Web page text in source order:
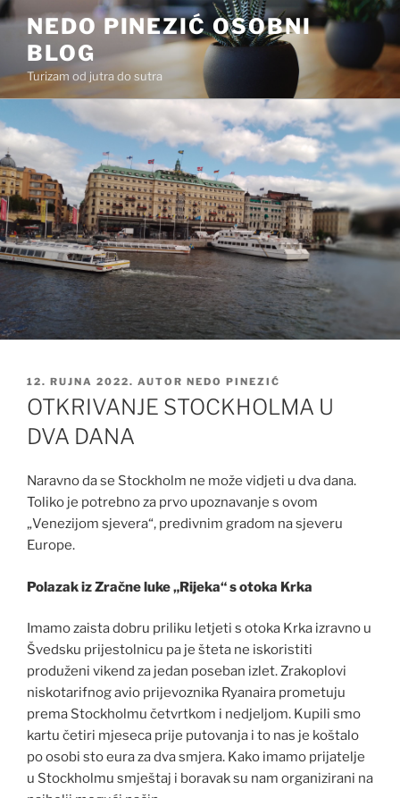
Preskoči
sadržaj
NEDO PINEZIĆ OSOBNI
BLOG
Turizam od jutra do sutra
OBJAVLJENO
12. RUJNA 2022. AUTOR NEDO PINEZIĆ
OTKRIVANJE STOCKHOLMA U
DVA DANA
Naravno da se Stockholm ne može vidjeti u dva dana.
Toliko je potrebno za prvo upoznavanje s ovom
„Venezijom sjevera“, predivnim gradom na sjeveru
Europe.
Polazak iz Zračne luke „Rijeka“ s otoka Krka
Imamo zaista dobru priliku letjeti s otoka Krka izravno u
Švedsku prijestolnicu pa je šteta ne iskoristiti
produženi vikend za jedan poseban izlet. Zrakoplovi
niskotarifnog avio prijevoznika Ryanaira prometuju
prema Stockholmu četvrtkom i nedjeljom. Kupili smo
kartu četiri mjeseca prije putovanja i to nas je koštalo
po osobi sto eura za dva smjera. Kako imamo prijatelje
u Stockholmu smještaj i boravak su nam organizirani na